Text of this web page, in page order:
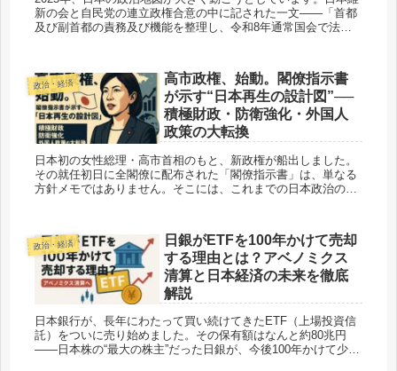
新の会と自民党の連立政権合意の中に記された一文——「首都
及び副首都の責務及び機能を整理し、令和8年通常国会で法案
政治・経済
高市政権、始動。閣僚指示書
が示す“日本再生の設計図”──
積極財政・防衛強化・外国人
政策の大転換
日本初の女性総理・高市首相のもと、新政権が船出しました。
その就任初日に全閣僚に配布された「閣僚指示書」は、単なる
方針メモではありません。そこには、これまでの日本政治の常
政治・経済
日銀がETFを100年かけて売却
する理由とは？アベノミクス
清算と日本経済の未来を徹底
解説
日本銀行が、長年にわたって買い続けてきたETF（上場投資信
託）をついに売り始めました。その保有額はなんと約80兆円
――日本株の“最大の株主”だった日銀が、今後100年かけて少し